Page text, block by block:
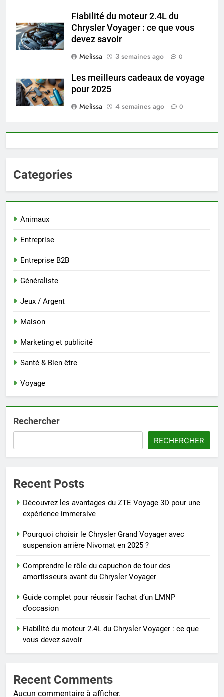
Fiabilité du moteur 2.4L du
Chrysler Voyager : ce que vous
devez savoir
Melissa
3 semaines ago 0
Les meilleurs cadeaux de voyage
pour 2025
Melissa
4 semaines ago 0
Categories
Animaux
Entreprise
Entreprise B2B
Généraliste
Jeux / Argent
Maison
Marketing et publicité
Santé & Bien être
Voyage
Rechercher
RECHERCHER
Recent Posts
Découvrez les avantages du ZTE Voyage 3D pour une
expérience immersive
Pourquoi choisir le Chrysler Grand Voyager avec
suspension arrière Nivomat en 2025 ?
Comprendre le rôle du capuchon de tour des
amortisseurs avant du Chrysler Voyager
Guide complet pour réussir l’achat d’un LMNP
d’occasion
Fiabilité du moteur 2.4L du Chrysler Voyager : ce que
vous devez savoir
Recent Comments
Aucun commentaire à afficher.